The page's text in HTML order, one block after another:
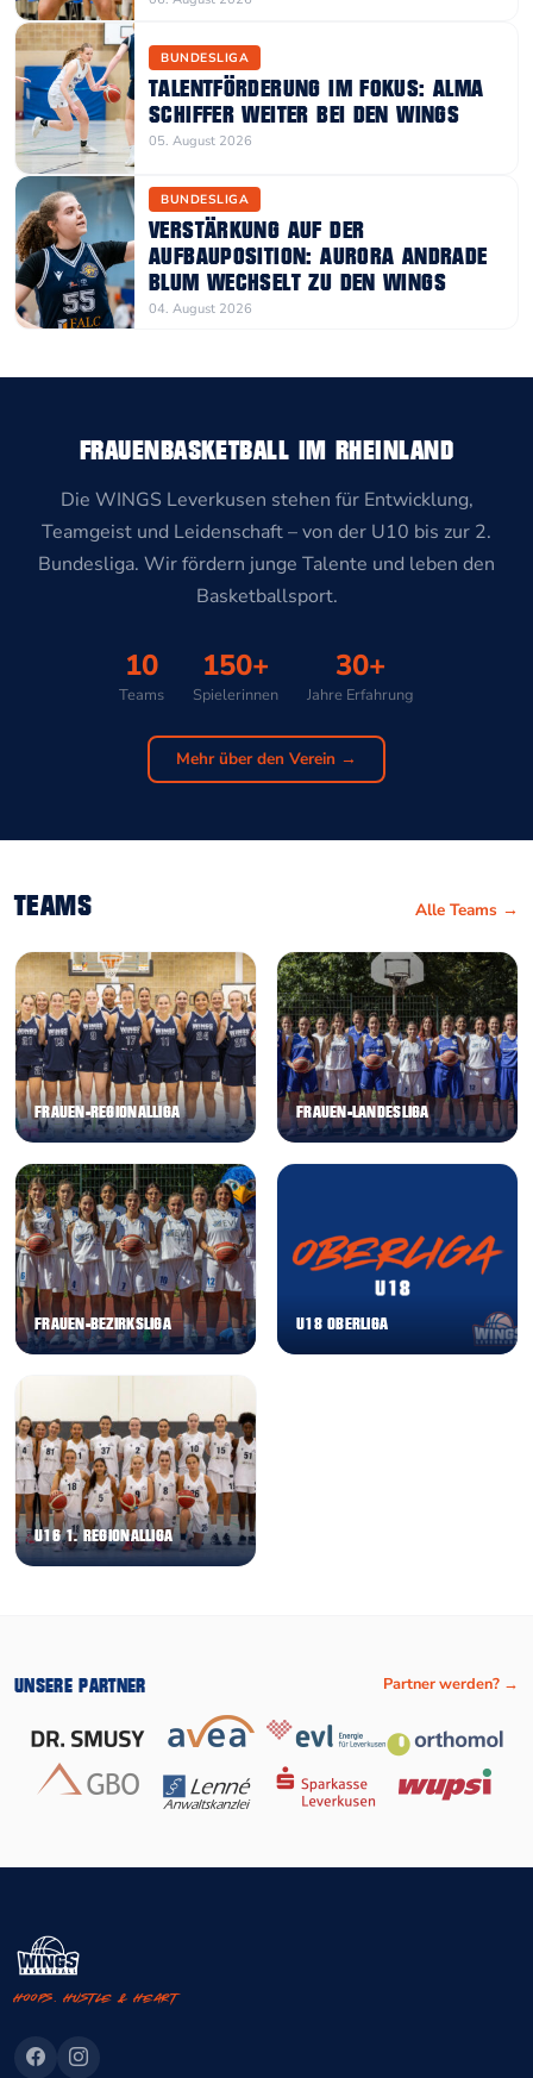
BUNDESLIGA
TALENTFÖRDERUNG IM FOKUS: ALMA
SCHIFFER WEITER BEI DEN WINGS
05. August 2026
BUNDESLIGA
VERSTÄRKUNG AUF DER
AUFBAUPOSITION: AURORA ANDRADE
BLUM WECHSELT ZU DEN WINGS
04. August 2026
FRAUENBASKETBALL IM RHEINLAND
Die WINGS Leverkusen stehen für Entwicklung,
Teamgeist und Leidenschaft – von der U10 bis zur 2.
Bundesliga. Wir fördern junge Talente und leben den
Basketballsport.
10
Teams
150+
Spielerinnen
30+
Jahre Erfahrung
Mehr über den Verein →
TEAMS Alle Teams →
FRAUEN-REGIONALLIGA FRAUEN-LANDESLIGA
FRAUEN-BEZIRKSLIGA U18 OBERLIGA
U16 1. REGIONALLIGA
UNSERE PARTNER Partner werden? →
Hoops. Hustle & Heart